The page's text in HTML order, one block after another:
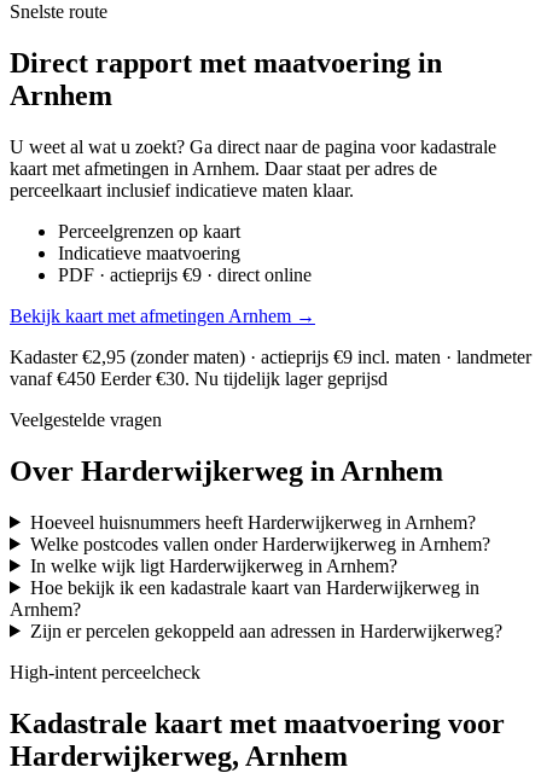
Snelste route
Direct rapport met maatvoering in
Arnhem
U weet al wat u zoekt? Ga direct naar de pagina voor kadastrale
kaart met afmetingen in Arnhem. Daar staat per adres de
perceelkaart inclusief indicatieve maten klaar.
Perceelgrenzen op kaart
Indicatieve maatvoering
PDF · actieprijs €9 · direct online
Bekijk kaart met afmetingen Arnhem →
Kadaster €2,95 (zonder maten) · actieprijs €9 incl. maten · landmeter
vanaf €450 Eerder €30. Nu tijdelijk lager geprijsd
Veelgestelde vragen
Over Harderwijkerweg in Arnhem
Hoeveel huisnummers heeft Harderwijkerweg in Arnhem?
Welke postcodes vallen onder Harderwijkerweg in Arnhem?
In welke wijk ligt Harderwijkerweg in Arnhem?
Hoe bekijk ik een kadastrale kaart van Harderwijkerweg in
Arnhem?
Zijn er percelen gekoppeld aan adressen in Harderwijkerweg?
High-intent perceelcheck
Kadastrale kaart met maatvoering voor
Harderwijkerweg, Arnhem